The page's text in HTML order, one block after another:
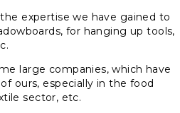
expertise we have gained to
for hanging up tools,
large companies, which have
ours, especially in the food
sector, etc.